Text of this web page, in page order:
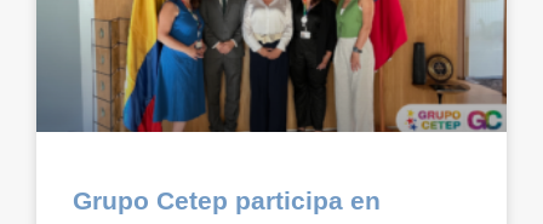
Grupo Cetep participa en